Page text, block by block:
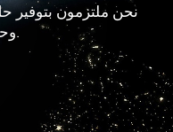
نحن ملتزمون بتوفير
وحتى المعالجة.